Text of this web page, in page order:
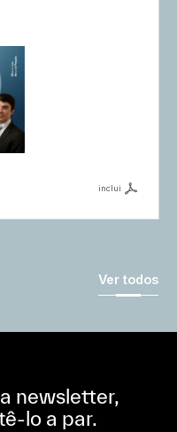
inclui
Ver todos
newsletter,
lo a par.